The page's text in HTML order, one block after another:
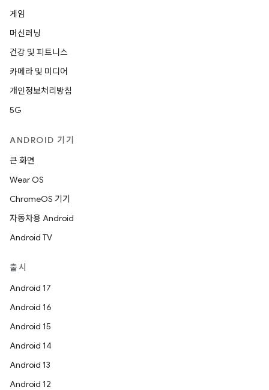
게임
머신러닝
건강 및 피트니스
카메라 및 미디어
개인정보처리방침
5G
ANDROID 기기
큰 화면
Wear OS
ChromeOS 기기
자동차용 Android
Android TV
출시
Android 17
Android 16
Android 15
Android 14
Android 13
Android 12